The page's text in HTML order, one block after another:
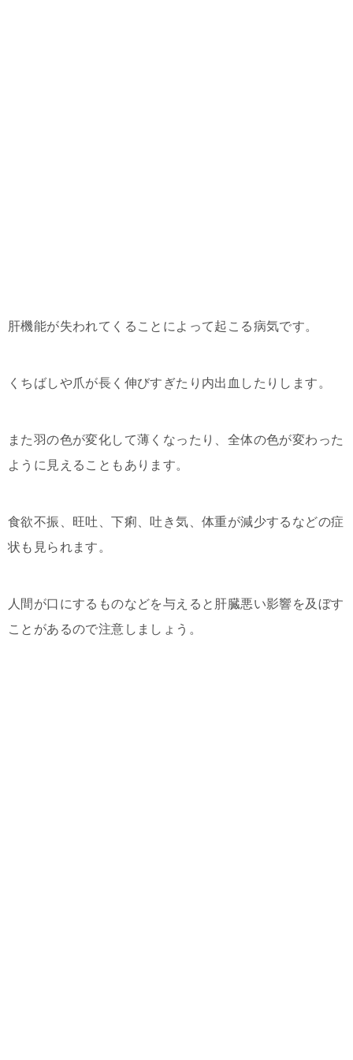
肝機能が失われてくることによって起こる病気です。
くちばしや爪が長く伸びすぎたり内出血したりします。
また羽の色が変化して薄くなったり、全体の色が変わった
ように見えることもあります。
食欲不振、旺吐、下痢、吐き気、体重が減少するなどの症
状も見られます。
人間が口にするものなどを与えると肝臓悪い影響を及ぼす
ことがあるので注意しましょう。